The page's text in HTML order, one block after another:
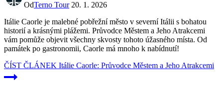
OdTerno Tour 20. 1. 2026
Itálie Caorle je malebné pobřežní město v severní Itálii s bohatou
historií a krásnými plážemi. Průvodce Městem a Jeho Atrakcemi
vám pomůže objevit všechny skvosty tohoto úžasného místa. Od
památek po gastronomii, Caorle má mnoho k nabídnutí!
ČÍST ČLÁNEK Itálie Caorle: Průvodce Městem a Jeho Atrakcemi